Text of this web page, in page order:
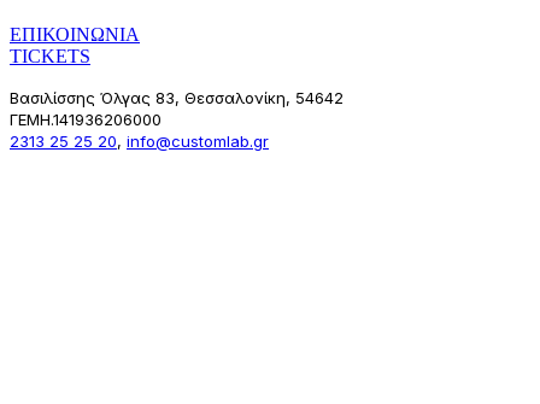
ΕΠΙΚΟΙΝΩΝΙΑ
TICKETS
Βασιλίσσης Όλγας 83, Θεσσαλονίκη, 54642
ΓΕΜΗ.141936206000
2313 25 25 20, info@customlab.gr